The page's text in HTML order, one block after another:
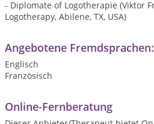
- Diplomate of Logotherapie (Viktor
Logotherapy, Abilene, TX, USA)
Angebotene Fremdsprachen:
Englisch
Französisch
Online-Fernberatung